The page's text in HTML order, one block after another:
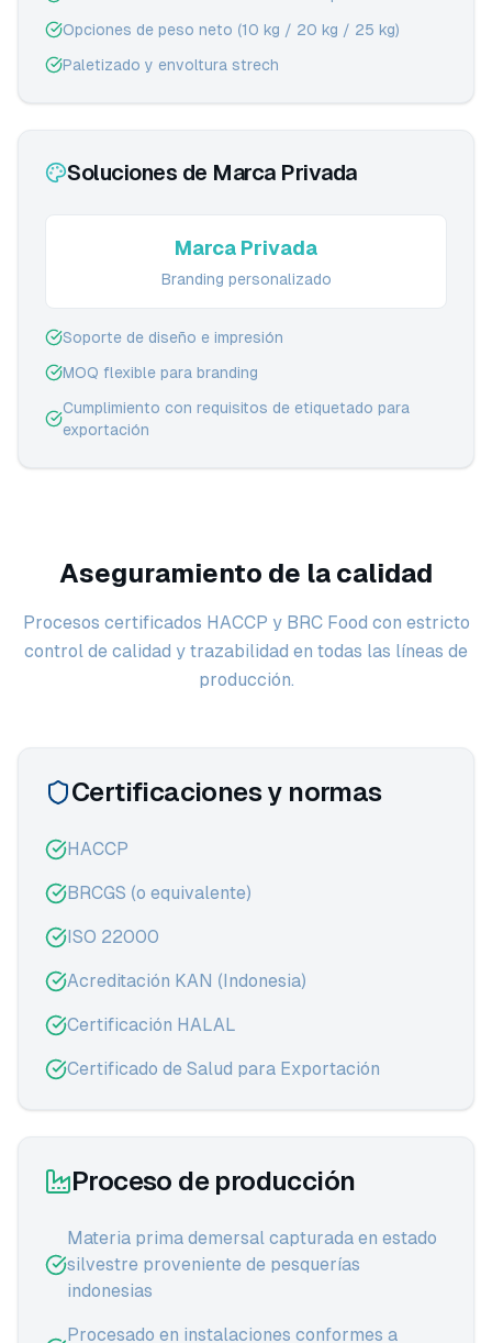
Opciones de peso neto (10 kg / 20 kg / 25 kg)
Paletizado y envoltura strech
Soluciones de Marca Privada
Marca Privada
Branding personalizado
Soporte de diseño e impresión
MOQ flexible para branding
Cumplimiento con requisitos de etiquetado para
exportación
Aseguramiento de la calidad
Procesos certificados HACCP y BRC Food con estricto
control de calidad y trazabilidad en todas las líneas de
producción.
Certificaciones y normas
HACCP
BRCGS (o equivalente)
ISO 22000
Acreditación KAN (Indonesia)
Certificación HALAL
Certificado de Salud para Exportación
Proceso de producción
Materia prima demersal capturada en estado
silvestre proveniente de pesquerías
indonesias
Procesado en instalaciones conformes a